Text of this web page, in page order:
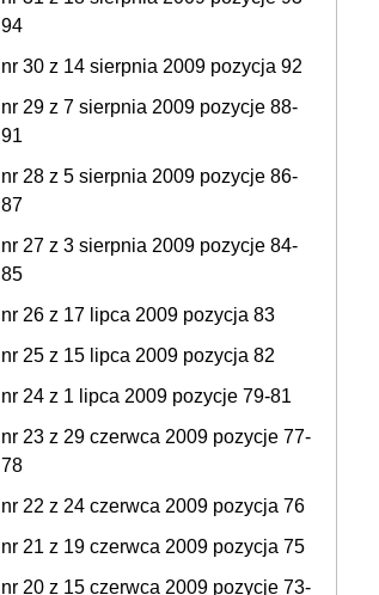
94
nr 30 z 14 sierpnia 2009 pozycja 92
nr 29 z 7 sierpnia 2009 pozycje 88-
91
nr 28 z 5 sierpnia 2009 pozycje 86-
87
nr 27 z 3 sierpnia 2009 pozycje 84-
85
nr 26 z 17 lipca 2009 pozycja 83
nr 25 z 15 lipca 2009 pozycja 82
nr 24 z 1 lipca 2009 pozycje 79-81
nr 23 z 29 czerwca 2009 pozycje 77-
78
nr 22 z 24 czerwca 2009 pozycja 76
nr 21 z 19 czerwca 2009 pozycja 75
nr 20 z 15 czerwca 2009 pozycje 73-